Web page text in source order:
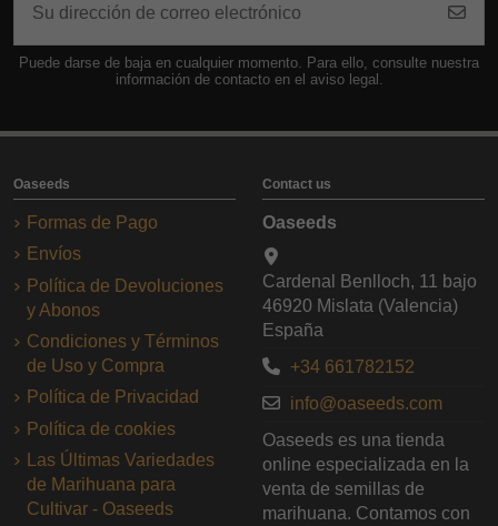
Puede darse de baja en cualquier momento. Para ello, consulte nuestra
información de contacto en el aviso legal.
Oaseeds
Formas de Pago
Envíos
Política de Devoluciones
y Abonos
Condiciones y Términos
de Uso y Compra
Política de Privacidad
Política de cookies
Las Últimas Variedades
de Marihuana para
Cultivar - Oaseeds
Contact us
Oaseeds
Cardenal Benlloch, 11 bajo
46920 Mislata (Valencia)
España
+34 661782152
info@oaseeds.com
Oaseeds es una tienda
online especializada en la
venta de semillas de
marihuana. Contamos con